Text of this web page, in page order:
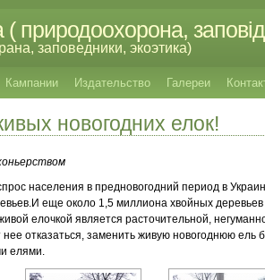
заповедники, экоэтика)
Кампании Издательство Галереи
новогодних елок!
населения в предновогодний период в
еще около 1,5 миллиона хвойных
елочкой является расточительной,
нее отказаться, заменить живую новогоднюю ель
елями.